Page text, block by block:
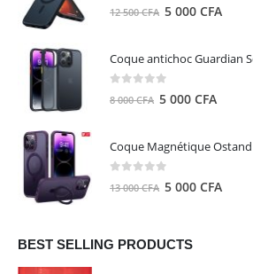
12 500CFA Le
était :
12
500 CFA.
5 000 CFALe
est :
out of 5
8 000CFA Le
était :
8
000 CFA.
5 000 CFA
est :
000 CFA.
13 000CFA Le
était :
5 000 CFA
BEST SELLING PRODUCTS